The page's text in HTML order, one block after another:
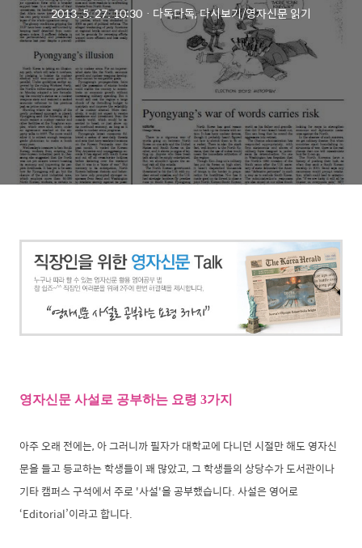
2013. 5. 27. 10:30 ㆍ 다독다독, 다시보기/영자신문 읽기
영자신문 사설로 공부하는 요령 3가지
아주 오래 전에는, 아 그러니까 필자가 대학교에 다니던 시절만 해도 영자신
문을 들고 등교하는 학생들이 꽤 많았고, 그 학생들의 상당수가 도서관이나
기타 캠퍼스 구석에서 주로 '사설'을 공부했습니다. 사설은 영어로
‘Editorial’이라고 합니다.